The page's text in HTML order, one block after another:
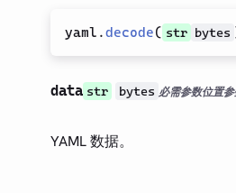
yaml.decode( str bytes
data str bytes 必需参数位置
YAML 数据。